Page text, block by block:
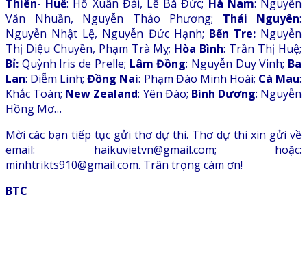
Thiên- Huế: Hồ Xuân Đài, Lê Bá Đức; Hà Nam: Nguyễn
Văn Nhuần, Nguyễn Thảo Phương; Thái Nguyên:
Nguyễn Nhật Lệ, Nguyễn Đức Hạnh; Bến Tre:Nguyễn
Thị Diệu Chuyền, Phạm Trà Mỵ; Hòa Bình: Trần Thị Huệ;
Bỉ: Quỳnh Iris de Prelle; Lâm Đồng: Nguyễn Duy Vinh; Ba
Lan: Diễm Linh;Đồng Nai: Phạm Đào Minh Hoài; Cà Mau:
Khắc Toàn; New Zealand: Yên Đào; Bình Dương: Nguyễn
Hồng Mơ…
Mời các bạn tiếp tục gửi thơ dự thi. Thơ dự thi xin gửi về
email: haikuvietvn@gmail.com; hoặc:
minhtrikts910@gmail.com. Trân trọng cám ơn!
BTC